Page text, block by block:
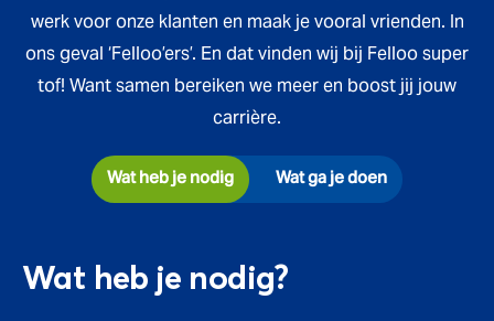
werk voor onze klanten en maak je vooral vrienden. In
ons geval ‘Felloo’ers’. En dat vinden wij bij Felloo super
tof! Want samen bereiken we meer en boost jij jouw
carrière.
Wat heb je nodig Wat ga je doen
Wat heb je nodig?